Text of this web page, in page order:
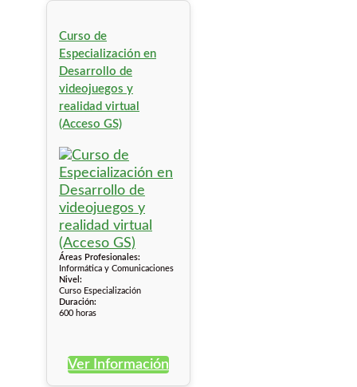
Curso de
Especialización en
Desarrollo de
videojuegos y
realidad virtual
(Acceso GS)
Áreas Profesionales:
Informática y Comunicaciones
Nivel:
Curso Especialización
Duración:
600 horas
Ver Información